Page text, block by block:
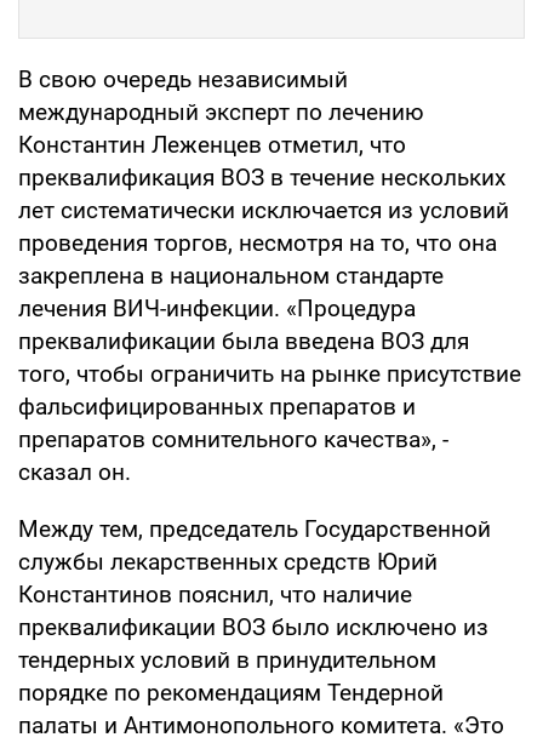
В свою очередь независимый
международный эксперт по лечению
Константин Леженцев отметил, что
преквалификация ВОЗ в течение нескольких
лет систематически исключается из условий
проведения торгов, несмотря на то, что она
закреплена в национальном стандарте
лечения ВИЧ-инфекции. «Процедура
преквалификации была введена ВОЗ для
того, чтобы ограничить на рынке присутствие
фальсифицированных препаратов и
препаратов сомнительного качества», -
сказал он.
Между тем, председатель Государственной
службы лекарственных средств Юрий
Константинов пояснил, что наличие
преквалификации ВОЗ было исключено из
тендерных условий в принудительном
порядке по рекомендациям Тендерной
палаты и Антимонопольного комитета. «Это